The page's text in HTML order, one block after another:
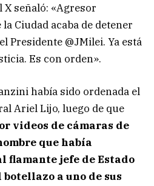
X señaló: «Agresor
Ciudad acaba de detener
Presidente @JMilei. Ya está
Es con orden».
había sido ordenada el
Ariel Lijo, luego de que
videos de cámaras de
que había
jefe de Estado
a uno de sus